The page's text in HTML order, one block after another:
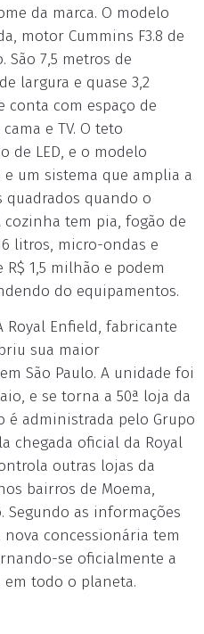
da marca. O modelo
motor Cummins F3.8 de
São 7,5 metros de
largura e quase 3,2
conta com espaço de
e TV. O teto
de LED, e o modelo
um sistema que amplia a
quadrados quando o
cozinha tem pia, fogão de
litros, micro-ondas e
1,5 milhão e podem
do equipamentos.
Royal Enfield, fabricante
sua maior
São Paulo. A unidade foi
e se torna a 50ª loja da
é administrada pelo Grupo
chegada oficial da Royal
outras lojas da
bairros de Moema,
Segundo as informações
nova concessionária tem
se oficialmente a
todo o planeta.